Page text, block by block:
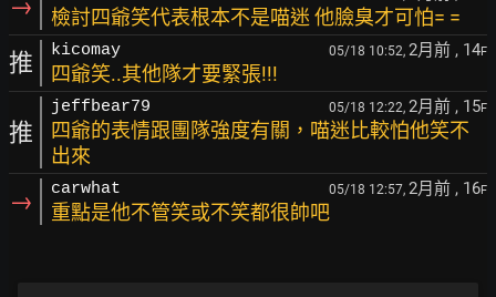
→ 檢討四爺笑代表根本不是喵迷 他臉臭才可怕= =
推 kicomay 05/18 10:52, 2月前 , 14F
四爺笑..其他隊才要緊張!!!
推
jeffbear79 05/18 12:22, 2月前 , 15F
四爺的表情跟團隊強度有關，喵迷比較怕他笑不
出來
→ carwhat 05/18 12:57, 2月前 , 16F
重點是他不管笑或不笑都很帥吧